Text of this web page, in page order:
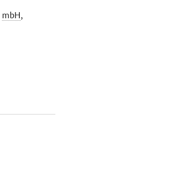
mbH,